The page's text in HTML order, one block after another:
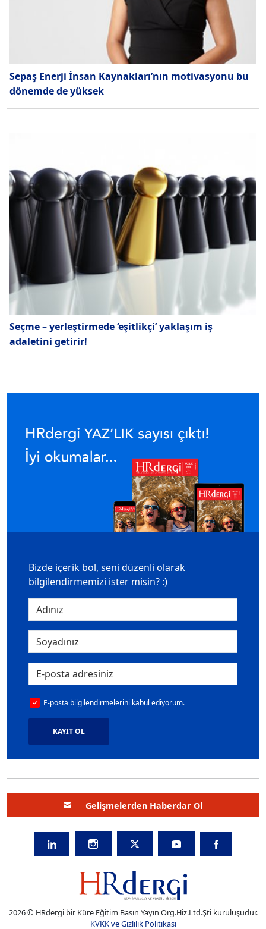
Sepaş Enerji İnsan Kaynakları’nın motivasyonu bu
dönemde de yüksek
Seçme – yerleştirmede ‘eşitlikçi’ yaklaşım iş
adaletini getirir!
Bizde içerik bol, seni düzenli olarak
bilgilendirmemizi ister misin? :)
E-posta bilgilendirmelerini kabul ediyorum.
KAYIT OL
Gelişmelerden Haberdar Ol
2026 © HRdergi bir Küre Eğitim Basın Yayın Org.Hiz.Ltd.Şti kuruluşudur.
KVKK ve Gizlilik Politikası